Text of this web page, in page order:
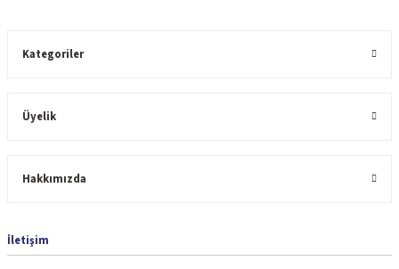
Kategoriler
Üyelik
Hakkımızda
İletişim